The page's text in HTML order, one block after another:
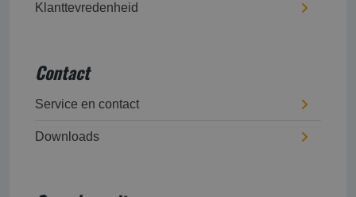
Klanttevredenheid
Contact
Service en contact
Downloads